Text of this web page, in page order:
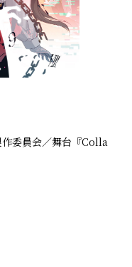
委員会／舞台『Colla